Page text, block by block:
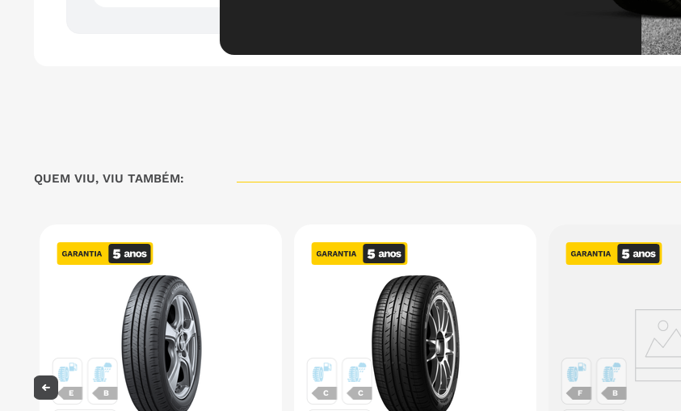
QUEM VIU, VIU TAMBÉM:
E B C C F B